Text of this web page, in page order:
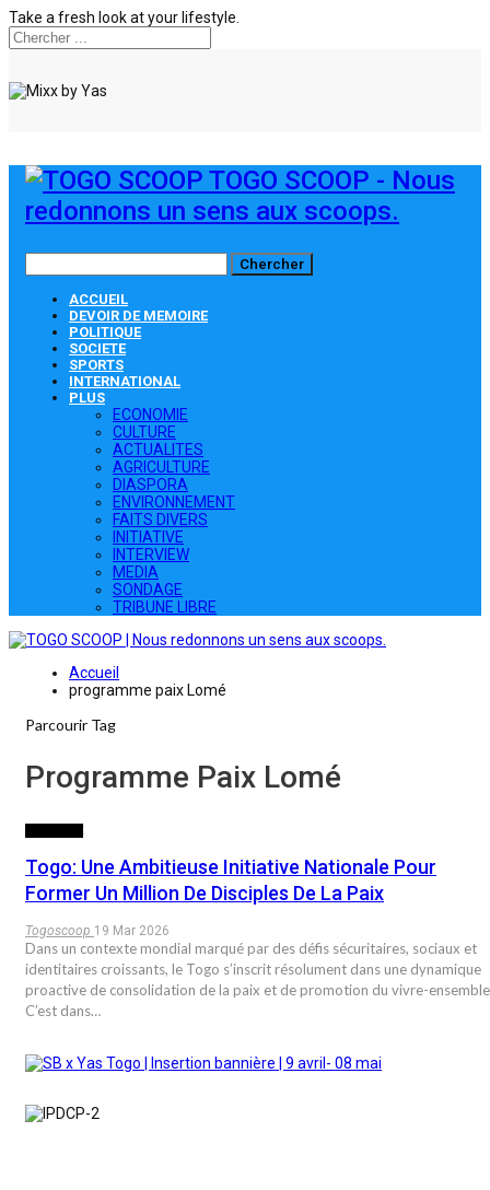
Take a fresh look at your lifestyle.
TOGO SCOOP - Nous
redonnons un sens aux scoops.
ACCUEIL
DEVOIR DE MEMOIRE
POLITIQUE
SOCIETE
SPORTS
INTERNATIONAL
PLUS
ECONOMIE
CULTURE
ACTUALITES
AGRICULTURE
DIASPORA
ENVIRONNEMENT
FAITS DIVERS
INITIATIVE
INTERVIEW
MEDIA
SONDAGE
TRIBUNE LIBRE
Accueil
programme paix Lomé
Parcourir Tag
Programme Paix Lomé
Togo: Une Ambitieuse Initiative Nationale Pour
Former Un Million De Disciples De La Paix
Togoscoop 19 Mar 2026
Dans un contexte mondial marqué par des défis sécuritaires, sociaux et
identitaires croissants, le Togo s’inscrit résolument dans une dynamique
proactive de consolidation de la paix et de promotion du vivre-
C’est dans…